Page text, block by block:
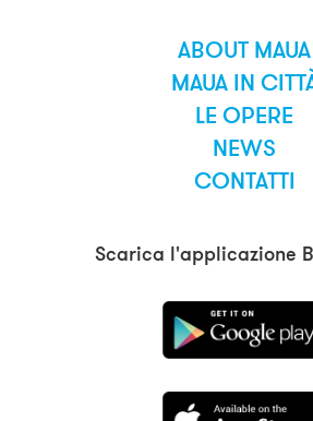
ABOUT MAUA
MAUA IN
LE OPERE
NEWS
CONTATTI
Scarica l'applicazione